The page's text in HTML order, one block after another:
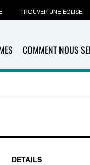
COMMENT NOUS
TROUVER UNE ÉGLISE
DETAILS